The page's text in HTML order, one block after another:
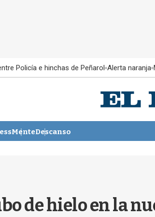
Policía e hinchas de Peñarol Alerta naranja
MenteDescanso
de hielo en la